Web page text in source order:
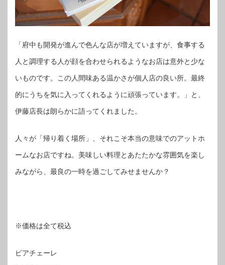
「府中も開発が進んで色んな店が増えていますが、食事する
人と調理する人が顔を合わせられるようなお店は意外と少な
いものです。この人間味ある温かさが個人店の良い所。最終
的にうちを気に入ってくれるように頑張っています。」と、
伊藤店長は朗らかに語ってくれました。
人々が「帰り着く場所」、それこそ本当の意味でのアットホ
ームなお店ですね。美味しい料理とあたたかな雰囲気を楽し
みながら、最良の一時を過ごしてみせませんか？
※価格は全て税込
ピアチェーレ